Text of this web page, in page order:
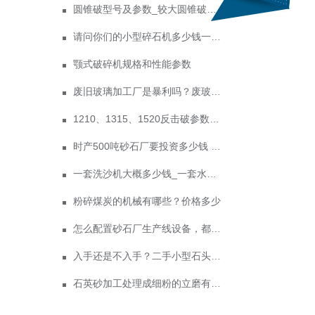
圆锥破型号及参数_较大圆锥破碎机型号
请问你们的小型碎石机多少钱一台？
颚式破碎机规格和性能参数
废旧玻璃加工厂是暴利吗？废玻璃加工设备多少钱？
1210、1315、1520反击破参数及价格
时产500吨砂石厂要投资多少钱 政府为什么不支持机制砂？
一套洗沙机大概多少钱_一套水洗砂设备价格
粉碎煤炭的机械有哪些？价格多少
怎么配置砂石厂生产线设备，都需要哪些手续
入手还是不入手？二手小型石头破碎机值得投资吗？价格剖析
石英砂加工处理成细粉的立磨有哪些价格多少